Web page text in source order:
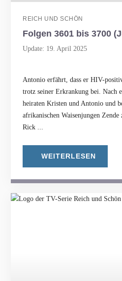
REICH UND SCHÖN
Folgen 3601 bis 3700 (Juli
Update: 19. April 2025
Antonio erfährt, dass er HIV-
trotz seiner Erkrankung bei. Nach
heiraten Kristen und Antonio und
afrikanischen Waisenjungen
Rick ...
WEITERLESEN